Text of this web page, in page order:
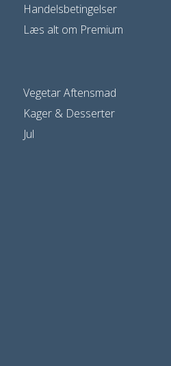
Handelsbetingelser
Læs alt om Premium
Vegetar Aftensmad
Kager & Desserter
Jul